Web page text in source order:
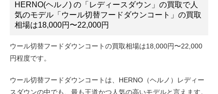
HERNO(ヘルノ) の「レディースダウン」の買取で人
気のモデル「ウール切替フードダウンコート」の買取
相場は18,000円〜22,000円
ウール切替フードダウンコートの買取相場は18,000円〜22,000
円程度です。
ウール切替フードダウンコートは、HERNO（ヘルノ）レディー
スダウンの中でも、最も王道かつ人気の高いモデルと言えます。